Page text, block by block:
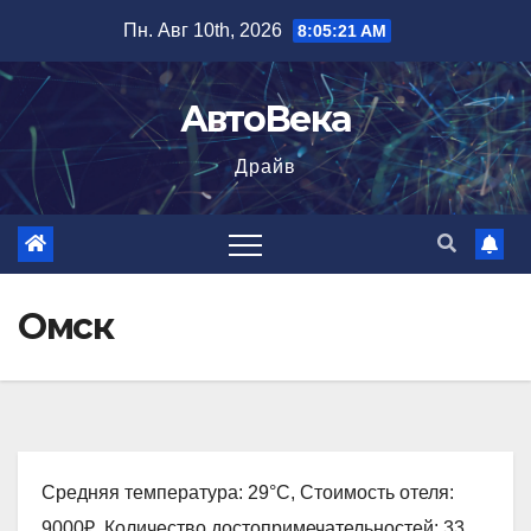
содержимому
Пн. Авг 10th, 2026 8:05:22 AM
АвтоВека
Драйв
Омск
Средняя температура: 29°C, Стоимость отеля: